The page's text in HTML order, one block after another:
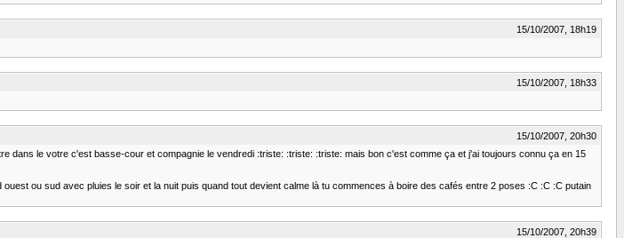
15/10/2007, 18h19
15/10/2007, 18h33
15/10/2007, 20h30
le votre c'est basse-cour et compagnie le vendredi :triste: :triste: :triste: mais bon c'est comme ça et j'ai toujours connu ça en 15
ou sud avec pluies le soir et la nuit puis quand tout devient calme là tu commences à boire des cafés entre 2 poses :C :C :C putain
15/10/2007, 20h39